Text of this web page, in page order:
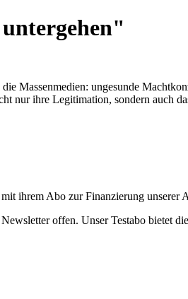
Massenmedien: ungesunde
nur ihre Legitimation, sondern auch
ihrem Abo zur Finanzierung unserer
offen. Unser Testabo bietet